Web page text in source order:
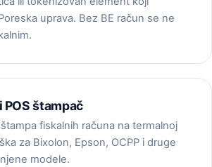
uprava. Bez BE račun se ne
POS štampač
fiskalnih računa na termalnoj
za Bixolon, Epson, OCPP i druge
modele.